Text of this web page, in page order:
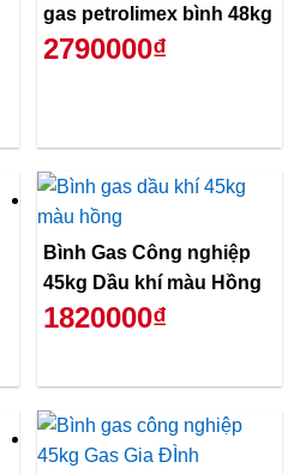
gas petrolimex bình 48kg
2790000₫
Bình Gas Công nghiệp
45kg Dầu khí màu Hồng
1820000₫